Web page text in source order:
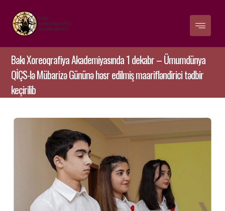
Bakı Xoreoqrafiya Akademiyasında 1 dekabr – Ümumdünya
QİÇS-lə Mübarizə Gününə həsr edilmiş maarifləndirici tədbir
keçirilib